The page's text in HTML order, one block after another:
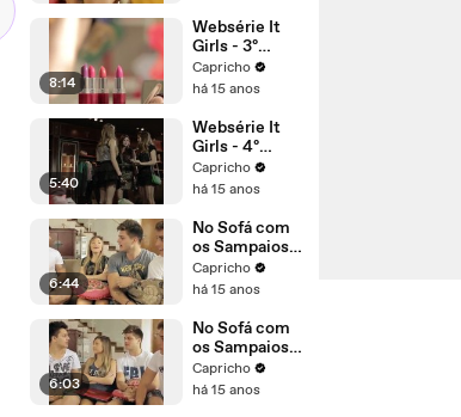
8:14
Websérie It
Girls - 3º
episódio
Capricho
há 15 anos
5:40
Websérie It
Girls - 4º
episódio
Capricho
há 15 anos
6:44
No Sofá com
os Sampaios -
S01E03
Capricho
há 15 anos
6:03
No Sofá com
os Sampaios -
S01E02
Capricho
há 15 anos